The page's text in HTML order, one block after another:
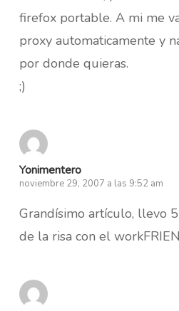
firefox portable. A mi me
proxy automaticamente y
por donde quieras.
;)
Yonimentero
noviembre 29, 2007 a las 9:52 am
Grandísimo artículo, llevo
de la risa con el